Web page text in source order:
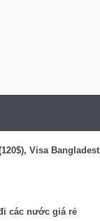
Visa
các nước giá rẻ